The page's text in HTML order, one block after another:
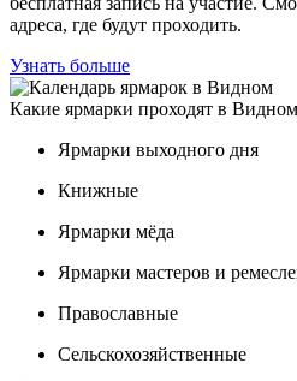
адреса, где будут проходить.
Узнать больше
Какие ярмарки проходят в Видном
Ярмарки выходного дня
Книжные
Ярмарки мёда
Ярмарки мастеров и
Православные
Сельскохозяйственные